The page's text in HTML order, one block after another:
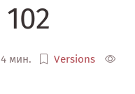
мин.
Versions